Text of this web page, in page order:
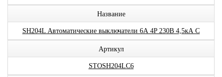
Название
SH204L Автоматические выключатели 6А 4P 230В 4,5кА C
Артикул
STOSH204LC6